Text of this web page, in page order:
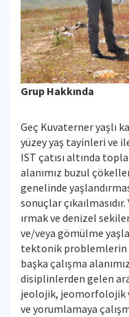
Grup Hakkında
Geç Kuvaterner yaşlı
yüzey yaş tayinleri ve
IST çatısı altında
alanımız buzul
genelinde
sonuçlar
ırmak ve denizel
ve/veya gömülme
tektonik problemlerin
başka çalışma
disiplinlerden gelen
jeolojik, jeomorfolojik
ve yorumlamaya